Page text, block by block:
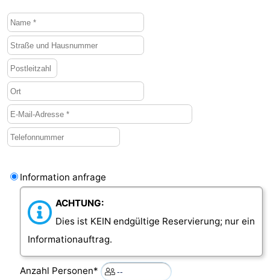
Information anfrage
ACHTUNG:
Dies ist KEIN endgültige Reservierung; nur ein
Informationauftrag.
Anzahl Personen*